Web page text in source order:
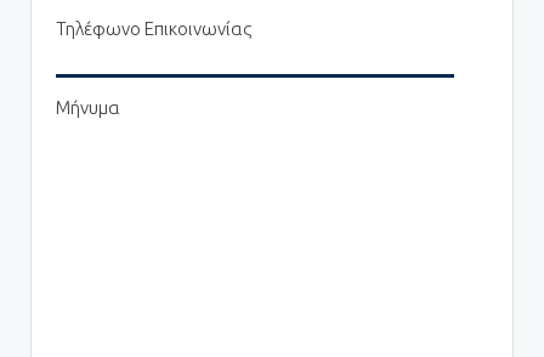
Τηλέφωνο Επικοινωνίας
Μήνυμα